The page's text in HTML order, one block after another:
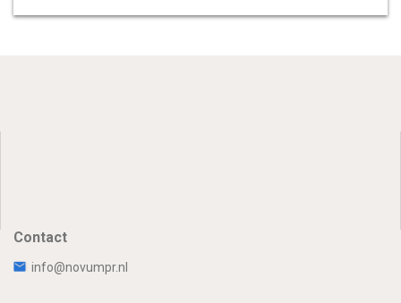
Contact
info@novumpr.nl